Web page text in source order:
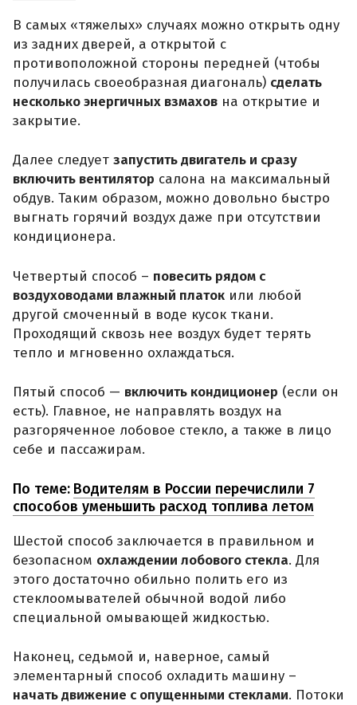
В самых «тяжелых» случаях можно открыть одну
из задних дверей, а открытой с
противоположной стороны передней (чтобы
получилась своеобразная диагональ) сделать
несколько энергичных взмахов на открытие и
закрытие.
Далее следует запустить двигатель и сразу
включить вентилятор салона на максимальный
обдув. Таким образом, можно довольно быстро
выгнать горячий воздух даже при отсутствии
кондиционера.
Четвертый способ – повесить рядом с
воздуховодами влажный платок или любой
другой смоченный в воде кусок ткани.
Проходящий сквозь нее воздух будет терять
тепло и мгновенно охлаждаться.
Пятый способ — включить кондиционер (если он
есть). Главное, не направлять воздух на
разгоряченное лобовое стекло, а также в лицо
себе и пассажирам.
По теме: Водителям в России перечислили 7
способов уменьшить расход топлива летом
Шестой способ заключается в правильном и
безопасном охлаждении лобового стекла. Для
этого достаточно обильно полить его из
стеклоомывателей обычной водой либо
специальной омывающей жидкостью.
Наконец, седьмой и, наверное, самый
элементарный способ охладить машину –
начать движение с опущенными стеклами. Потоки